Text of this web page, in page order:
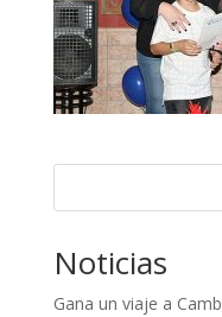
Noticias
Gana un viaje a